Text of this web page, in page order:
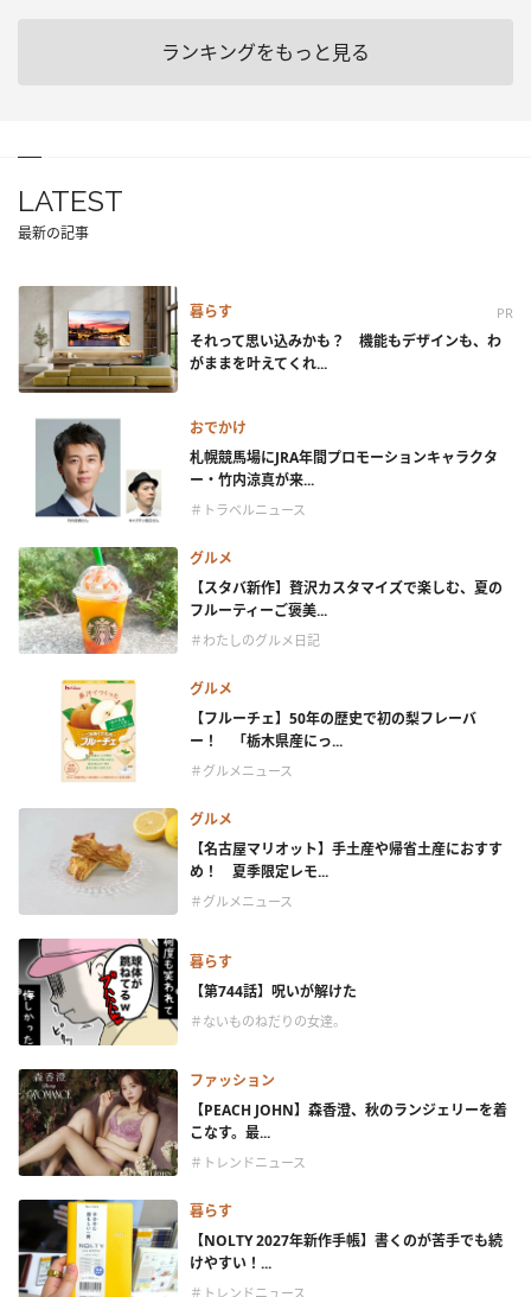
ランキングをもっと見る
LATEST
最新の記事
暮らす PR
それって思い込みかも？ 機能もデザインも、わ
がままを叶えてくれ...
おでかけ
札幌競馬場にJRA年間プロモーションキャラクタ
ー・竹内涼真が来...
＃トラベルニュース
グルメ
【スタバ新作】贅沢カスタマイズで楽しむ、夏の
フルーティーご褒美...
＃わたしのグルメ日記
グルメ
【フルーチェ】50年の歴史で初の梨フレーバ
ー！ 「栃木県産にっ...
＃グルメニュース
グルメ
【名古屋マリオット】手土産や帰省土産におすす
め！ 夏季限定レモ...
＃グルメニュース
暮らす
【第744話】呪いが解けた
＃ないものねだりの女達。
ファッション
【PEACH JOHN】森香澄、秋のランジェリーを着
こなす。最...
＃トレンドニュース
暮らす
【NOLTY 2027年新作手帳】書くのが苦手でも続
けやすい！...
＃トレンドニュース